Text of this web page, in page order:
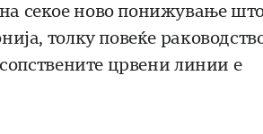
секое ново понижување
толку повеќе
црвени линии е